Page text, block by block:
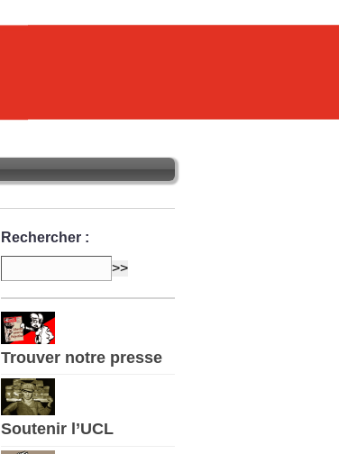
Rechercher :
Trouver notre presse
Soutenir l’UCL